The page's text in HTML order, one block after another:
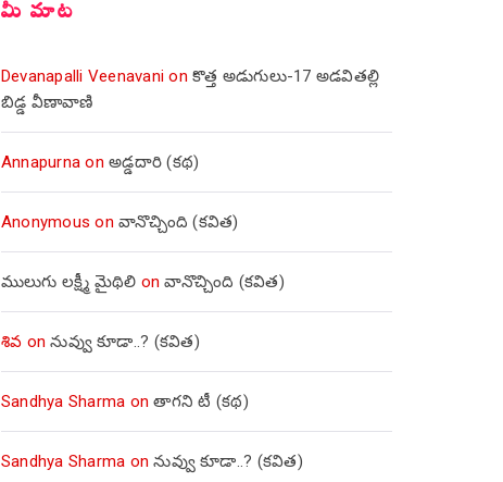
మీ మాట
Devanapalli Veenavani onకొత్త అడుగులు-17 అడవితల్లి
బిడ్డ వీణావాణి
Annapurna onఅడ్డదారి (కథ)
Anonymous onవానొచ్చింది (కవిత)
ములుగు లక్ష్మీ మైథిలి onవానొచ్చింది (కవిత)
శివ onనువ్వు కూడా..? (కవిత)
Sandhya Sharma onతాగని టీ (కథ)
Sandhya Sharma onనువ్వు కూడా..? (కవిత)